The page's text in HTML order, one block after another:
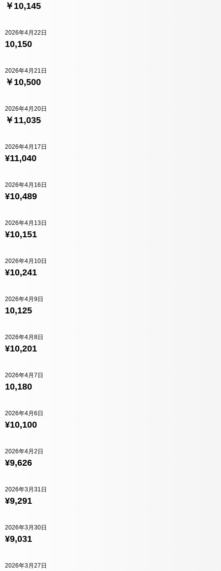
￥10,145
10,150
2026年4月22日
￥10,500
2026年4月21日
￥11,035
2026年4月20日
¥11,040
2026年4月17日
¥10,489
2026年4月16日
¥10,151
2026年4月13日
¥10,241
2026年4月10日
10,125
2026年4月9日
¥10,201
2026年4月8日
10,180
2026年4月7日
¥10,100
2026年4月6日
¥9,626
2026年4月2日
¥9,291
2026年3月31日
¥9,031
2026年3月30日
2026年3月27日